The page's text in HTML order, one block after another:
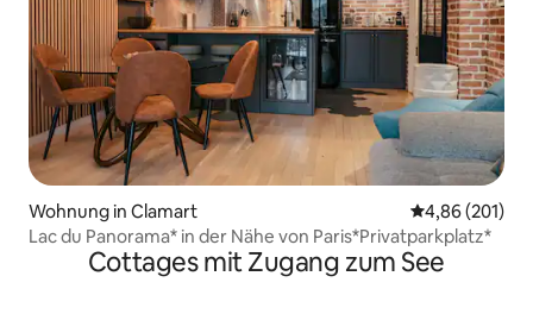
Wohnung in Clamart
4,86 (201)
Lac du Panorama* in der Nähe von Paris*Privatparkplatz*
Cottages mit Zugang zum See